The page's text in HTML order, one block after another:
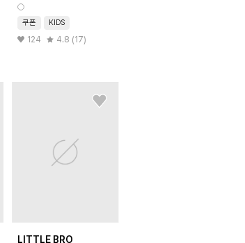
쿠폰 KIDS
124 4.8 (17)
LITTLE BRO